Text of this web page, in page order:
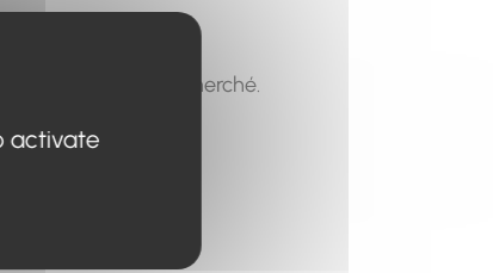
le contenu recherché.
activate